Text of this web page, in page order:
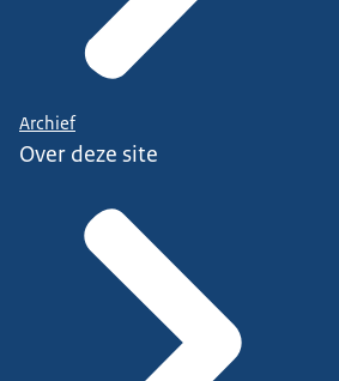
Archief
Over deze site